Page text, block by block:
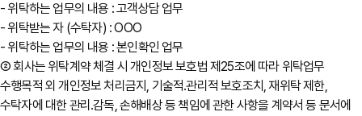
- 위탁하는 업무의 내용 : 고객상담 업무
- 위탁받는 자 (수탁자) : OOO
- 위탁하는 업무의 내용 : 본인확인 업무
② 회사는 위탁계약 체결 시 개인정보 보호법 제25조에 따라 위탁업무
수행목적 외 개인정보 처리금지, 기술적․관리적 보호조치, 재위탁 제한,
수탁자에 대한 관리․감독, 손해배상 등 책임에 관한 사항을 계약서 등 문서에